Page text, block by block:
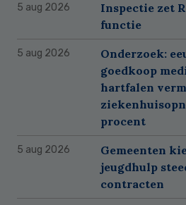
5 aug 2026
Inspectie zet
functie
5 aug 2026
Onderzoek:
goedkoop
hartfalen
procent
5 aug 2026
Gemeenten
jeugdhulp
contracten